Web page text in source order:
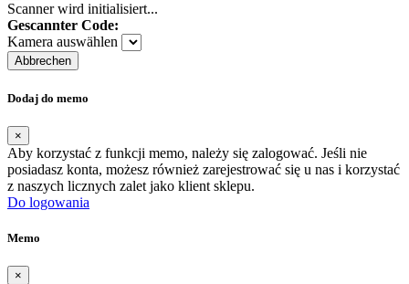
Scanner wird initialisiert...
Gescannter Code:
Kamera auswählen
Abbrechen
Dodaj do memo
×
Aby korzystać z funkcji memo, należy się zalogować. Jeśli nie
posiadasz konta, możesz również zarejestrować się u nas i korzystać
z naszych licznych zalet jako klient sklepu.
Do logowania
Memo
×